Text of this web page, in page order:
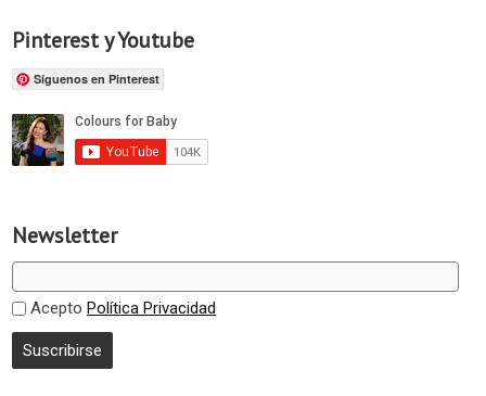
Pinterest y Youtube
Síguenos en Pinterest
Newsletter
Acepto Política Privacidad